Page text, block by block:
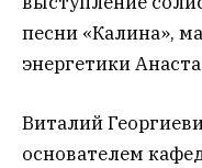
песни «Калина»,
энергетики
Виталий
основателем